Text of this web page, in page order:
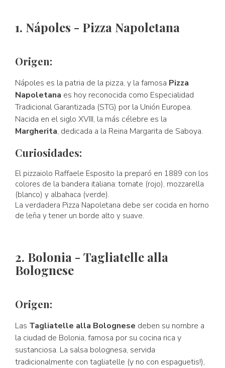
1. Nápoles - Pizza Napoletana
Origen:
Nápoles es la patria de la pizza, y la famosa Pizza
Napoletana es hoy reconocida como Especialidad
Tradicional Garantizada (STG) por la Unión Europea.
Nacida en el siglo XVIII, la más célebre es la
Margherita, dedicada a la Reina Margarita de Saboya.
Curiosidades:
El pizzaiolo Raffaele Esposito la preparó en 1889 con los
colores de la bandera italiana: tomate (rojo), mozzarella
(blanco) y albahaca (verde).
La verdadera Pizza Napoletana debe ser cocida en horno
de leña y tener un borde alto y suave.
2. Bolonia - Tagliatelle alla
Bolognese
Origen:
Las Tagliatelle alla Bolognese deben su nombre a
la ciudad de Bolonia, famosa por su cocina rica y
sustanciosa. La salsa bolognesa, servida
tradicionalmente con tagliatelle (y no con espaguetis!),